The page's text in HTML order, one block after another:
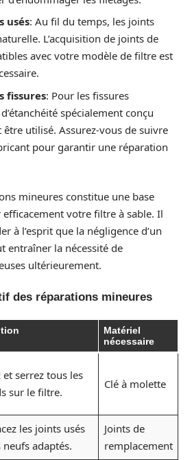
usés: Au fil du temps, les joints
L’acquisition de joints de
avec votre modèle de filtre est
fissures: Pour les fissures
spécialement conçu
utilisé. Assurez-vous de suivre
pour garantir une réparation
mineures constitue une base
votre filtre à sable. Il
à l’esprit que la négligence d’un
entraîner la nécessité de
ultérieurement.
des réparations mineures
Matériel
nécessaire
et serrez tous les
sur le filtre.
Clé à molette
les joints usés
neufs adaptés.
Joints de
remplacement